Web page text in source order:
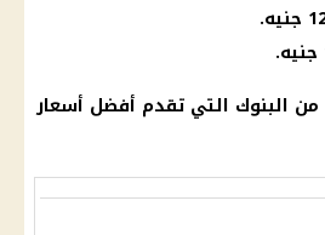
من البنوك التي تقدم أفضل أسعار